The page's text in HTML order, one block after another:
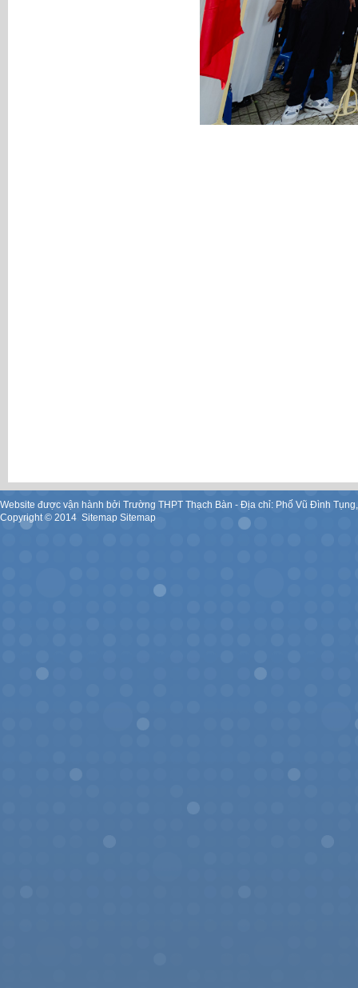
Website được vận hành bởi Trường THPT Thạch Bàn - Địa chỉ: Phố Vũ Đình
Copyright © 2014. Sitemap Sitemap